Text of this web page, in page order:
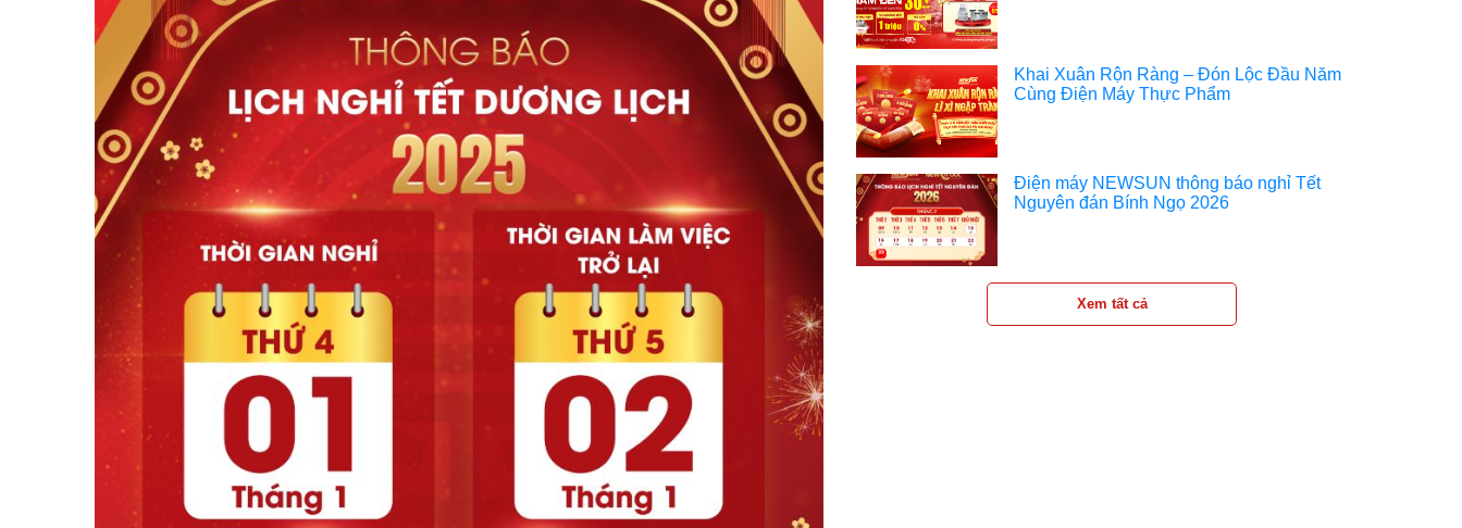
Khai Xuân Rộn Ràng – Đón Lộc Đầu Năm
Cùng Điện Máy Thực Phẩm
Điện máy NEWSUN thông báo nghỉ Tết
Nguyên đán Bính Ngọ 2026
Xem tất cả